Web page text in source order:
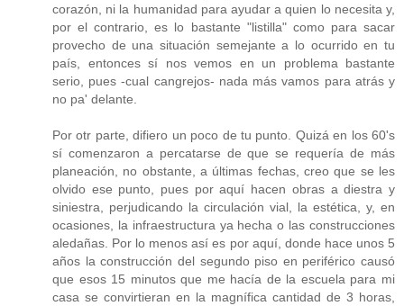
corazón, ni la humanidad para ayudar a quien lo necesita y,
por el contrario, es lo bastante "listilla" como para sacar
provecho de una situación semejante a lo ocurrido en tu
país, entonces sí nos vemos en un problema bastante
serio, pues -cual cangrejos- nada más vamos para atrás y
no pa' delante.
Por otr parte, difiero un poco de tu punto. Quizá en los 60's
sí comenzaron a percatarse de que se requería de más
planeación, no obstante, a últimas fechas, creo que se les
olvido ese punto, pues por aquí hacen obras a diestra y
siniestra, perjudicando la circulación vial, la estética, y, en
ocasiones, la infraestructura ya hecha o las construcciones
aledañas. Por lo menos así es por aquí, donde hace unos 5
años la construcción del segundo piso en periférico causó
que esos 15 minutos que me hacía de la escuela para mi
casa se convirtieran en la magnífica cantidad de 3 horas,